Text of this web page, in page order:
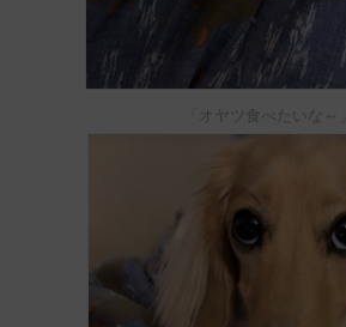
「オヤツ食べたいな～」